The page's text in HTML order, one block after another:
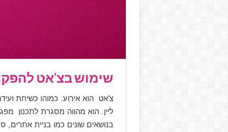
שימוש בצ'אט
צ'אט הוא אירוע. כמוהו כשיחת
ליין. הוא מהווה מסגרת לתכנון
בנושאים שונים כמו בניית אתרים,